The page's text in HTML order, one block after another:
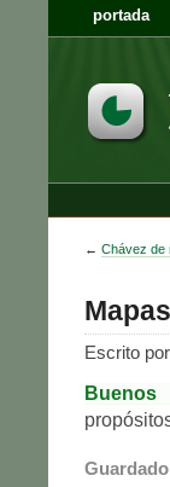
portada
← Chávez de
Escrito por